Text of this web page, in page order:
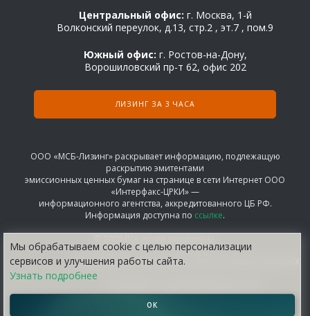
Мы обрабатываем сооkіе с целью персонализации
сервисов и улучшения работы сайта.
Узнать подробнее
ОК
Центральный офис: г. Москва, 1-й
Волконский переулок, д.13, стр.2 , эт.7 , пом.9
Южный офис: г. Ростов-на-Дону,
Ворошиловский пр-т 62, офис 202
ЛИЗИНГ ЗА 3 ЧАСА
ООО «МСБ-Лизинг» раскрывает информацию, подлежащую
раскрытию эмитентами
эмиссионных ценных бумаг на странице в сети Интернет ООО
«Интерфакс-ЦРКИ» —
информационного агентства, аккредитованного ЦБ РФ.
Информация доступна по ссылке.
СОГЛАШЕНИЕ НА ОБРАБОТКУ ПЕРСОНАЛЬНЫХ ДАННЫХ